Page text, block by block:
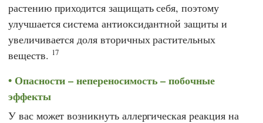
растению приходится защищать себя, поэтому
улучшается система антиоксидантной защиты и
увеличивается доля вторичных растительных
веществ. 17
Опасности – непереносимость – побочные
эффекты
У вас может возникнуть аллергическая реакция на